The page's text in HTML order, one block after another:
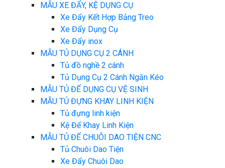
MẪU XE ĐẨY, KỆ DỤNG CỤ
Xe Đẩy Kết Hợp Bảng Treo
Xe Đẩy Dụng Cụ
Xe Đẩy inox
MẪU TỦ DỤNG CỤ 2 CÁNH
Tủ đồ nghề 2 cánh
Tủ Dụng Cụ 2 Cánh Ngăn Kéo
MẪU TỦ ĐỂ DỤNG CỤ VỆ SINH
MẪU TỦ ĐỰNG KHAY LINH KIỆN
Tủ đựng linh kiện
Kệ Để Khay Linh Kiện
MẪU TỦ ĐỂ CHUÔI DAO TIỆN CNC
Tủ Chuôi Dao Tiện
Xe Đẩy Chuôi Dao